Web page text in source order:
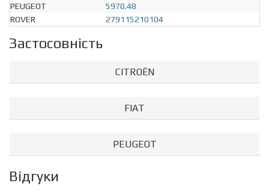
PEUGEOT
5970.48
ROVER
279115210104
Застосовність
CITROËN
FIAT
PEUGEOT
Відгуки